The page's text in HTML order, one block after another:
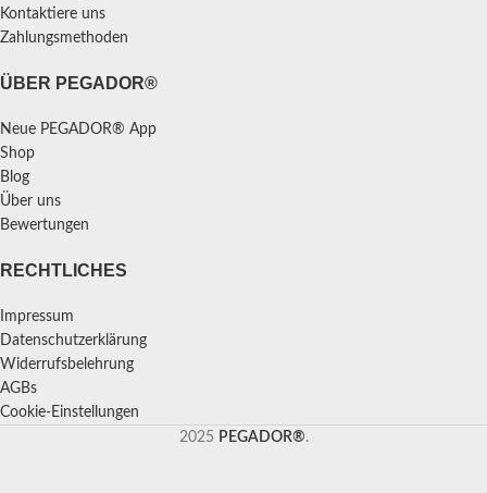
Kontaktiere uns
Zahlungsmethoden
ÜBER PEGADOR®
Neue PEGADOR® App
Shop
Blog
Über uns
Bewertungen
RECHTLICHES
Impressum
Datenschutzerklärung
Widerrufsbelehrung
AGBs
Cookie-Einstellungen
2025 PEGADOR®.